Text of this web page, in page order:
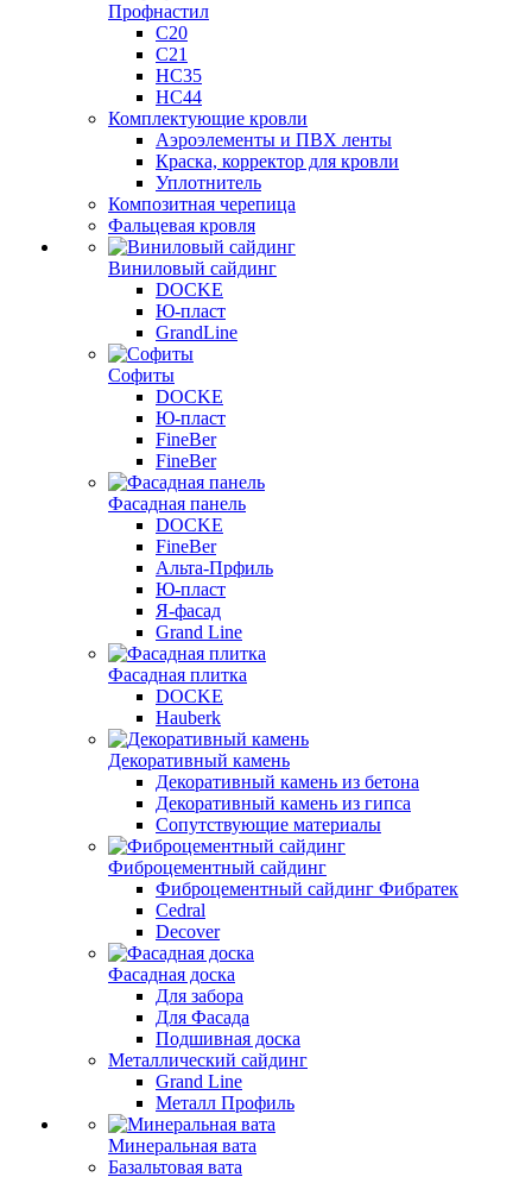
Профнастил
C20
C21
НС35
НС44
Комплектующие кровли
Аэроэлементы и ПВХ ленты
Краска, корректор для кровли
Уплотнитель
Композитная черепица
Фальцевая кровля
Виниловый сайдинг
DOCKE
Ю-пласт
GrandLine
Софиты
DOCKE
Ю-пласт
FineBer
FineBer
Фасадная панель
DOCKE
FineBer
Альта-Прфиль
Ю-пласт
Я-фасад
Grand Line
Фасадная плитка
DOCKE
Hauberk
Декоративный камень
Декоративный камень из бетона
Декоративный камень из гипса
Сопутствующие материалы
Фиброцементный сайдинг
Фиброцементный сайдинг Фибратек
Cedral
Decover
Фасадная доска
Для забора
Для Фасада
Подшивная доска
Металлический сайдинг
Grand Line
Металл Профиль
Минеральная вата
Базальтовая вата